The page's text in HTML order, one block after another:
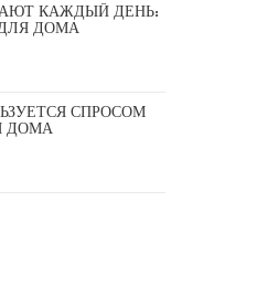
КАЖДЫЙ ДЕНЬ:
ДОМА
СПРОСОМ
ДОМА